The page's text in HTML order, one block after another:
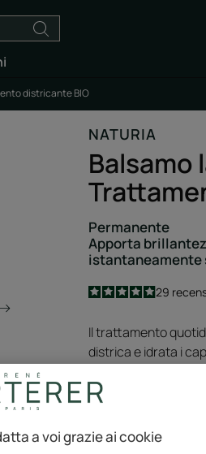
districante BIO
NATURIA
Permanente
Apporta
istantaneamente
4.9
/
5
29
Il trattamento
districa e idrata i
Nessun tempo di
a voi grazie ai cookie